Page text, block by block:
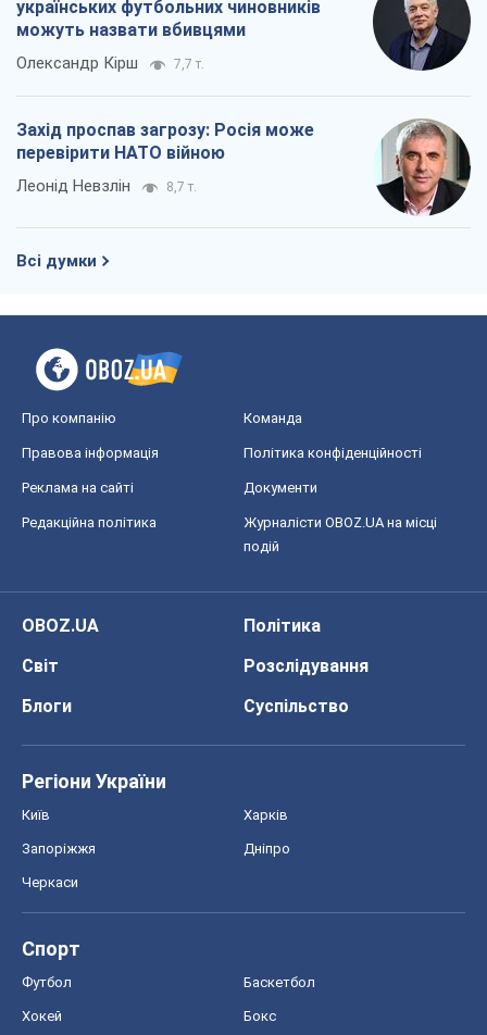
українських футбольних чиновників
можуть назвати вбивцями
Олександр Кірш 7,7 т.
Захід проспав загрозу: Росія може
перевірити НАТО війною
Леонід Невзлін 8,7 т.
Всі думки
Про компанію Команда
Правова інформація Політика конфіденційності
Реклама на сайті Документи
Редакційна політика
Журналісти OBOZ.UA на місці
подій
OBOZ.UA
Політика
Світ
Розслідування
Блоги
Суспільство
Регіони України
Київ Харків
Запоріжжя Дніпро
Черкаси
Спорт
Футбол Баскетбол
Хокей Бокс